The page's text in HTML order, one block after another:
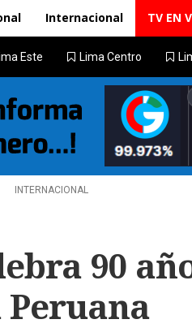
Internacional TV EN
Este Lima Centro
INTERNACIONAL
90